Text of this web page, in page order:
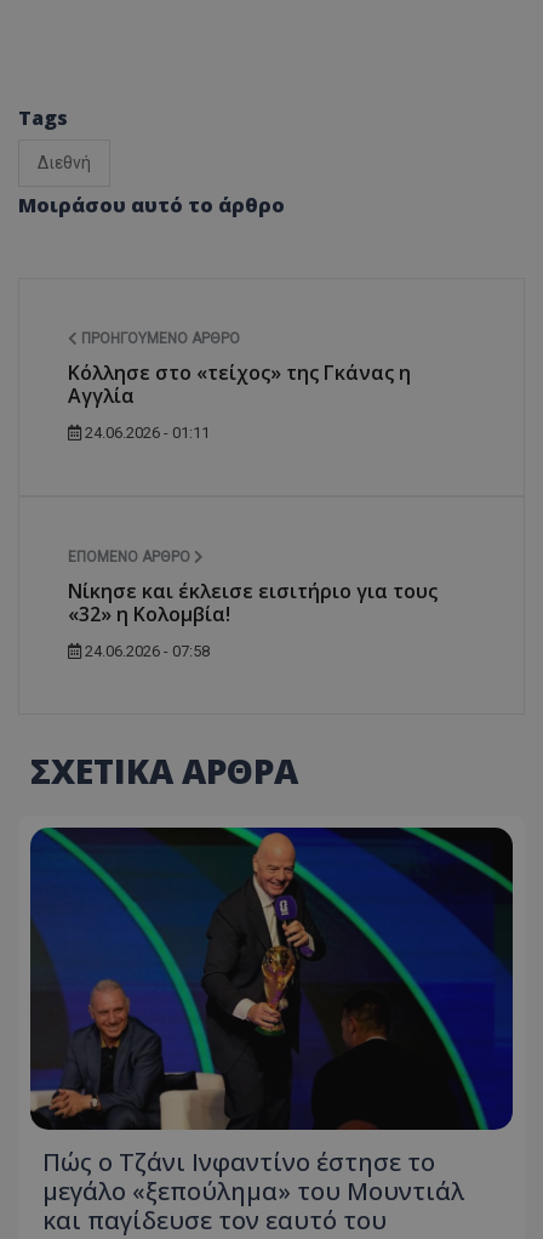
Tags
Διεθνή
Μοιράσου αυτό το άρθρο
ΠΡΟΗΓΟΎΜΕΝΟ ΆΡΘΡΟ
Κόλλησε στο «τείχος» της Γκάνας η
Αγγλία
24.06.2026 - 01:11
ΕΠΌΜΕΝΟ ΆΡΘΡΟ
Νίκησε και έκλεισε εισιτήριο για τους
«32» η Κολομβία!
24.06.2026 - 07:58
ΣΧΕΤΙΚΑ ΑΡΘΡΑ
Πώς ο Τζάνι Ινφαντίνο έστησε το
μεγάλο «ξεπούλημα» του Μουντιάλ
και παγίδευσε τον εαυτό του